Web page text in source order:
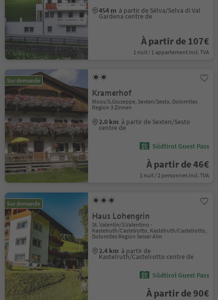
454 m à partir de Sëlva/Selva di Val
Gardena centre de
À partir de 107€
1 nuit / 1 appartement incl. TVA
Sur demande
Kramerhof
Moos/S.Giuseppe, Sexten/Sesto, Dolomites
Region 3 Zinnen
2.0 km à partir de Sexten/Sesto
centre de
Südtirol Guest Pass
À partir de 46€
1 nuit / 2 personnes incl. TVA
Sur demande
Haus Lohengrin
St. Valentin/S.Valentino -
Kastelruth/Castelrotto, Kastelruth/Castelrotto,
Dolomites Region Seiser Alm
2.4 km à partir de
Kastelruth/Castelrotto centre de
Südtirol Guest Pass
À partir de 90€